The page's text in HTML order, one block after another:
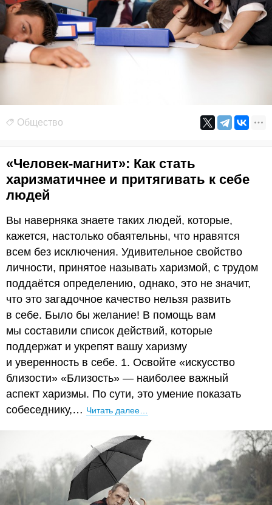
Общество
«Человек-магнит»: Как стать
харизматичнее и притягивать к себе
людей
Вы наверняка знаете таких людей, которые,
кажется, настолько обаятельны, что нравятся
всем без исключения. Удивительное свойство
личности, принятое называть харизмой, с трудом
поддаётся определению, однако, это не значит,
что это загадочное качество нельзя развить
в себе. Было бы желание! В помощь вам
мы составили список действий, которые
поддержат и укрепят вашу харизму
и уверенность в себе. 1. Освойте «искусство
близости» «Близость» — наиболее важный
аспект харизмы. По сути, это умение показать
собеседнику,… Читать далее…